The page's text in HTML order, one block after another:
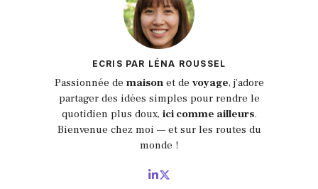
ECRIS PAR LÉNA ROUSSEL
Passionnée de maisonet de voyage, j’adore
partager des idées simples pour rendre le
quotidien plus doux, ici comme ailleurs.
Bienvenue chez moi — et sur les routes du
monde !